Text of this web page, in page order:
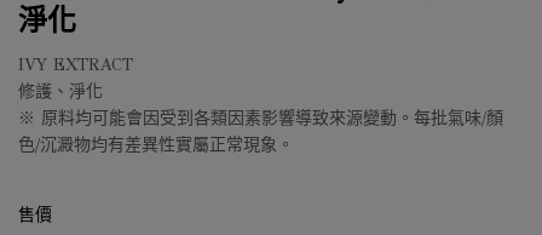
淨化
IVY EXTRACT
修護、淨化
※ 原料均可能會因受到各類因素影響導致來源變動。每批氣味/顏
色/沉澱物均有差異性實屬正常現象。
售價